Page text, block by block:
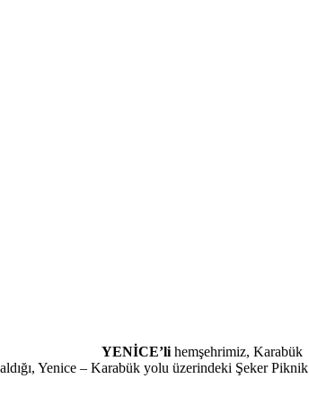
YENİCE’li hemşehrimiz, Karabük
Yenice – Karabük yolu üzerindeki Şeker Piknik